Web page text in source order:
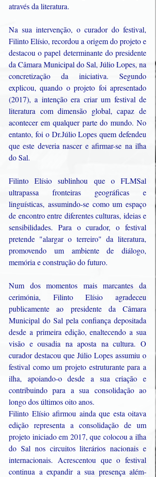
através da literatura.
Na sua intervenção, o curador do festival,
Filinto Elísio, recordou a origem do projeto e
destacou o papel determinante do presidente
da Câmara Municipal do Sal, Júlio Lopes, na
concretização da iniciativa. Segundo
explicou, quando o projeto foi apresentado
(2017), a intenção era criar um festival de
literatura com dimensão global, capaz de
acontecer em qualquer parte do mundo. No
entanto, foi o Dr.Júlio Lopes quem defendeu
que este deveria nascer e afirmar-se na ilha
do Sal.
Filinto Elísio sublinhou que o FLMSal
ultrapassa fronteiras geográficas e
linguísticas, assumindo-se como um espaço
de encontro entre diferentes culturas, ideias e
sensibilidades. Para o curador, o festival
pretende "alargar o terreiro" da literatura,
promovendo um ambiente de diálogo,
memória e construção do futuro.
Num dos momentos mais marcantes da
cerimónia, Filinto Elísio agradeceu
publicamente ao presidente da Câmara
Municipal do Sal pela confiança depositada
desde a primeira edição, enaltecendo a sua
visão e ousadia na aposta na cultura. O
curador destacou que Júlio Lopes assumiu o
festival como um projeto estruturante para a
ilha, apoiando-o desde a sua criação e
contribuindo para a sua consolidação ao
longo dos últimos oito anos.
Filinto Elísio afirmou ainda que esta oitava
edição representa a consolidação de um
projeto iniciado em 2017, que colocou a ilha
do Sal nos circuitos literários nacionais e
internacionais. Acrescentou que o festival
continua a expandir a sua presença além-